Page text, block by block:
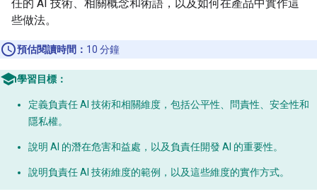
任的 AI 技術、相關概念和術語，以及如何在產品中實作這
些做法。
預估閱讀時間： 10 分鐘
學習目標：
定義負責任 AI 技術和相關維度，包括公平性、問責性、安全性和
隱私權。
說明 AI 的潛在危害和益處，以及負責任開發 AI 的重要性。
說明負責任 AI 技術維度的範例，以及這些維度的實作方式。